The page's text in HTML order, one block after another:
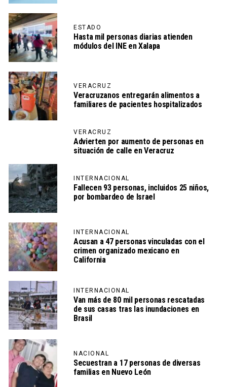
ESTADO
Hasta mil personas diarias atienden
módulos del INE en Xalapa
VERACRUZ
Veracruzanos entregarán alimentos a
familiares de pacientes hospitalizados
VERACRUZ
Advierten por aumento de personas en
situación de calle en Veracruz
INTERNACIONAL
Fallecen 93 personas, incluidos 25 niños,
por bombardeo de Israel
INTERNACIONAL
Acusan a 47 personas vinculadas con el
crimen organizado mexicano en
California
INTERNACIONAL
Van más de 80 mil personas rescatadas
de sus casas tras las inundaciones en
Brasil
NACIONAL
Secuestran a 17 personas de diversas
familias en Nuevo León